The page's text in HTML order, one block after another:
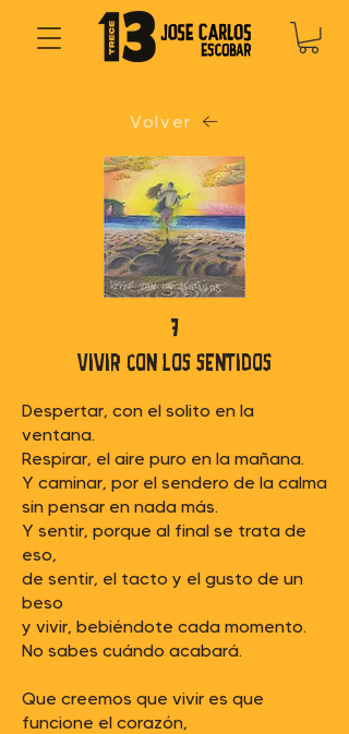
Volver
7
Vivir con los sentidos
Despertar, con el solito en la
ventana.
Respirar, el aire puro en la mañana.
Y caminar, por el sendero de la calma
sin pensar en nada más.
Y sentir, porque al final se trata de
eso,
de sentir, el tacto y el gusto de un
beso
y vivir, bebiéndote cada momento.
No sabes cuándo acabará.
Que creemos que vivir es que
funcione el corazón,